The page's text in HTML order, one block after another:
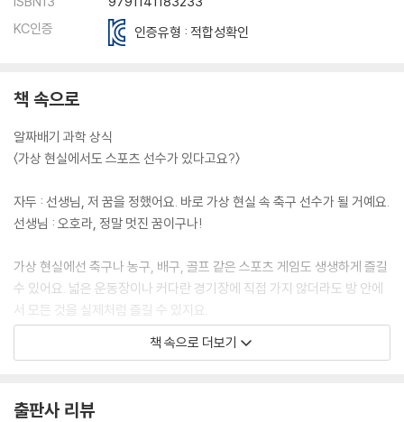
KC인증
인증유형 : 적합성확인
책 속으로
알짜배기 과학 상식
〈가상 현실에서도 스포츠 선수가 있다고요?〉
자두 : 선생님, 저 꿈을 정했어요. 바로 가상 현실 속 축구 선수가 될 거예요.
선생님 : 오호라, 정말 멋진 꿈이구나!
가상 현실에선 축구나 농구, 배구, 골프 같은 스포츠 게임도 생생하게 즐길
수 있어요. 넓은 운동장이나 커다란 경기장에 직접 가지 않더라도 방 안에
서 모든 것을 실제처럼 즐길 수 있지요.
이렇다 보니 가상 현실에서도 선수들끼리 얼마든지 시합이 가능하답니다.
실제로 미국의 농구 경기인 NBA와 야구 경기인 메이저리그에서는 VR 스
--- 본문 중에서
책 속으로 더보기
출판사 리뷰